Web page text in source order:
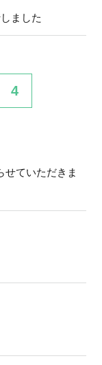
ました
4
せていただきま